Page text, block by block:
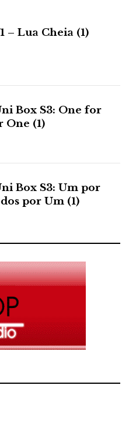
– Lua Cheia (1)
Box S3: One for
(1)
Box S3: Um por
por Um (1)